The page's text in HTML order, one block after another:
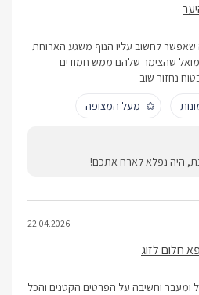
לחשוב עליו הנוף משגע הארוחת
שהצימר שלהם ממש חמודים
נחזור שוב
מעל המצופה
היה נפלא לארח אתכם!
חלום לזוג
22.04.2026
ומעבר וחשיבה על הפרטים הקטנים והכל